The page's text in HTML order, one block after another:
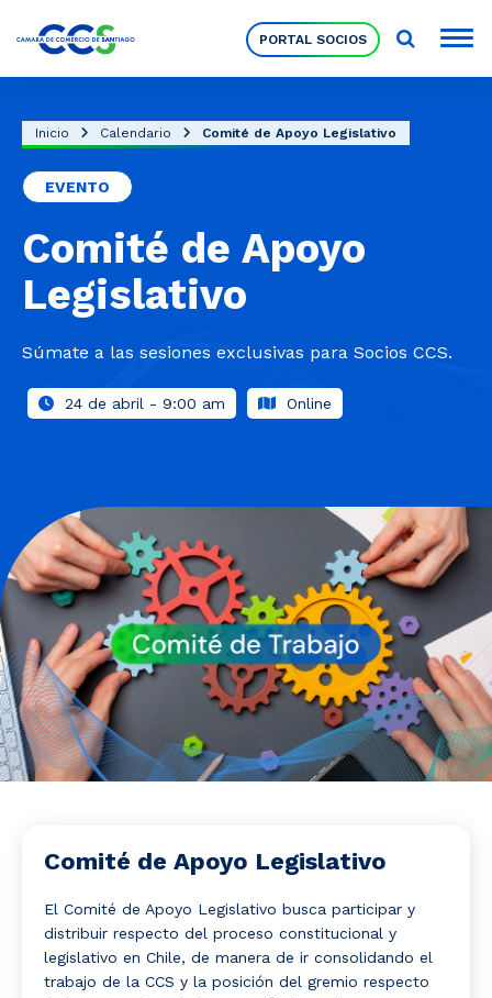
PORTAL SOCIOS
Nuestra Institución
Pilares Estratégicos
Comités de Trabajo
Eventos
CAM Santiago
Unidades de Servicios
Inicio Calendario Comité de Apoyo Legislativo
EVENTO
Comité de Apoyo
Legislativo
Súmate a las sesiones exclusivas para Socios CCS.
24 de abril - 9:00 am Online
Comité de Apoyo Legislativo
El Comité de Apoyo Legislativo busca participar y
distribuir respecto del proceso constitucional y
legislativo en Chile, de manera de ir consolidando el
trabajo de la CCS y la posición del gremio respecto